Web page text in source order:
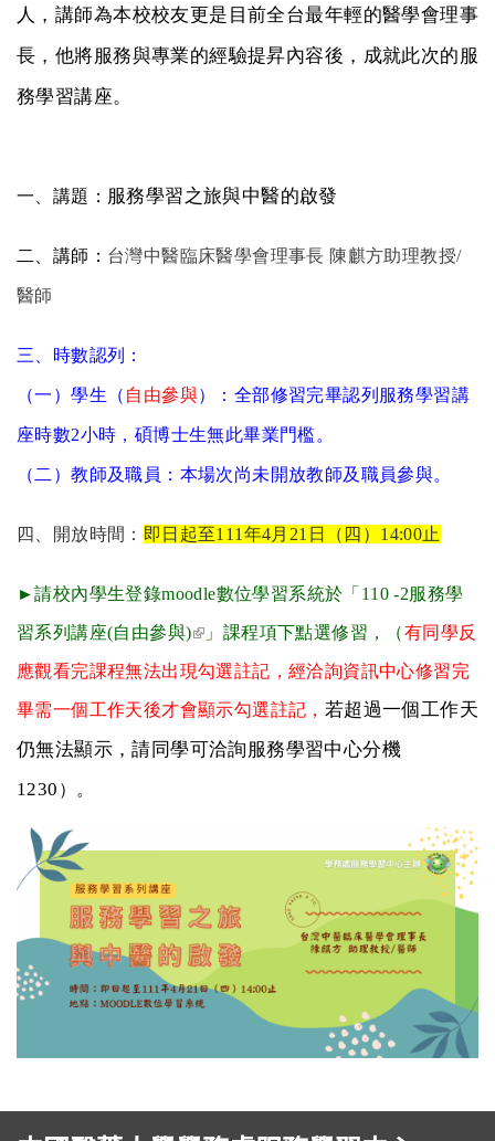
人，講師為本校校友更是目前全台最年輕的醫學會理事
長，他將服務與專業的經驗提昇內容後，成就此次的服
務學習講座。
一、講題： 服務學習之旅與中醫的啟發
二、講師： 台灣中醫臨床醫學會理事長 陳麒方助理教授/
醫師
三、時數認列：
（一）學生（ 自由參與）：全部修習完畢認列服務學習講
座時數2小時，碩博士生無此畢業門檻。
（二）教師及職員：本場次尚未開放教師及職員參與。
四、開放時間： 即日起至111 年4月 21 日（四） 14:00止
►請校內學生登錄moodle數位學習系統於「 110-2服務學
習系列講座(自由參與)(link is external)
」課程項下點選修習，（有同學反
應觀看完課程無法出現勾選註記，經洽詢資訊中心修習完
畢需一個工作天後才會顯示勾選註記， 若超過一個工作天
仍無法顯示，請同學可洽詢服務學習中心分機
1230 ）。